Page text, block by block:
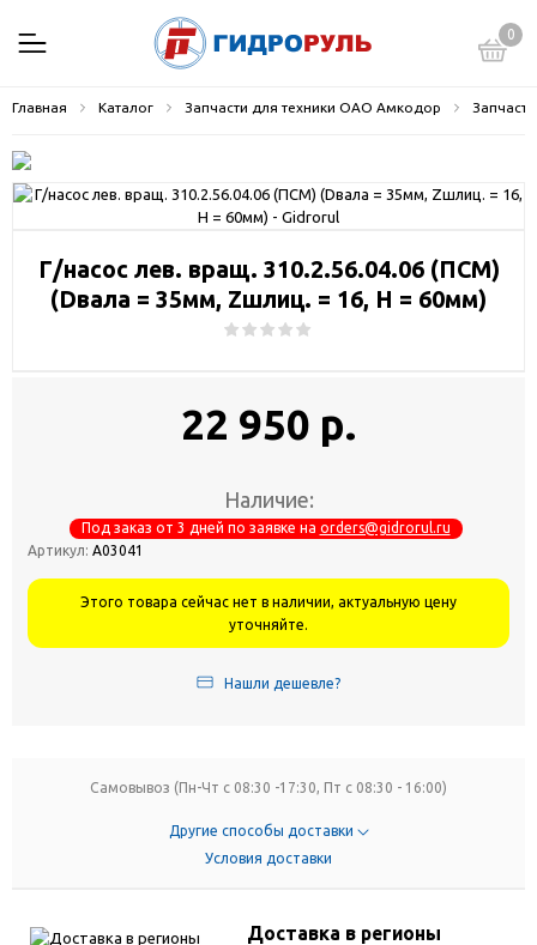
0
Главная Каталог Запчасти для техники ОАО Амкодор
Г/насос лев. вращ. 310.2.56.04.06 (ПСМ)
(Dвала = 35мм, Zшлиц. = 16, H = 60мм)
22 950 р.
Наличие:
Под заказ от 3 дней по заявке на orders@gidrorul.ru
Артикул: А03041
Этого товара сейчас нет в наличии, актуальную цену
уточняйте.
Нашли дешевле?
Самовывоз (Пн-Чт с 08:30 -17:30, Пт с 08:30 - 16:00)
Другие способы доставки
Условия доставки
Доставка в регионы